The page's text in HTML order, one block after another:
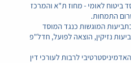
לאומי - מחוז ת"א והמרכז
התמחות.
המוגשות כנגד המוסד
נזיקין, הוצאה לפועל, חדל"פ
לרבות לעורכי דין